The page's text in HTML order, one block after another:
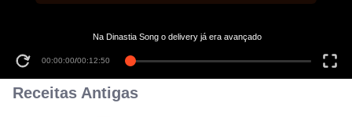
00:00:00/00:12:50
Na Dinastia Song o delivery já era avançado
Receitas Antigas